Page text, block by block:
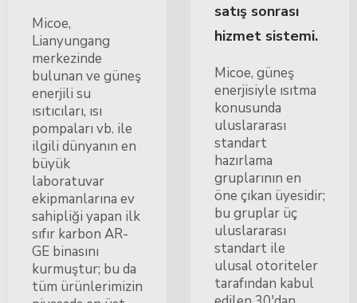
Micoe,
Lianyungang
merkezinde
bulunan ve güneş
enerjili su
ısıtıcıları, ısı
pompaları vb. ile
ilgili dünyanın en
büyük
laboratuvar
ekipmanlarına ev
sahipliği yapan ilk
sıfır karbon AR-
GE binasını
kurmuştur; bu da
tüm ürünlerimizin
satış sonrası
hizmet sistemi.
Micoe, güneş
enerjisiyle ısıtma
konusunda
uluslararası
standart
hazırlama
gruplarının en
öne çıkan üyesidir;
bu gruplar üç
uluslararası
standart ile
ulusal otoriteler
tarafından kabul